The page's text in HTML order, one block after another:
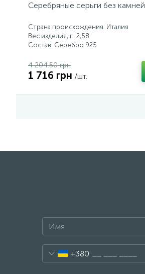
Серебряные серьги без камней
Страна происхождения: Италия
Вес изделия, г.: 2,58
Состав: Серебро 925
4 204.50 грн
1 716 грн /шт.
+380